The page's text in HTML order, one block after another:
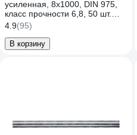
усиленная, 8x1000, DIN 975,
класс прочности 6,8, 50 шт.
GTR-6881000/50
4.9(95)
В корзину